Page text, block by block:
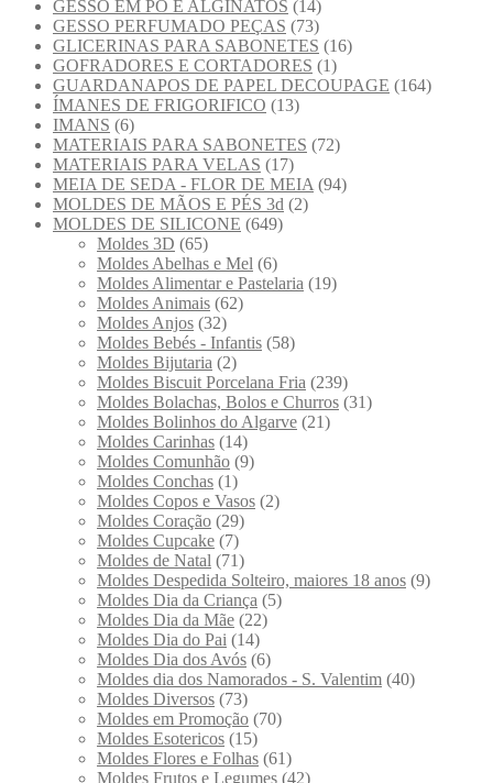
GESSO EM PÓ E ALGINATOS (14)
GESSO PERFUMADO PEÇAS (73)
GLICERINAS PARA SABONETES (16)
GOFRADORES E CORTADORES (1)
GUARDANAPOS DE PAPEL DECOUPAGE (164)
ÍMANES DE FRIGORIFICO (13)
IMANS (6)
MATERIAIS PARA SABONETES (72)
MATERIAIS PARA VELAS (17)
MEIA DE SEDA - FLOR DE MEIA (94)
MOLDES DE MÃOS E PÉS 3d (2)
MOLDES DE SILICONE (649)
Moldes 3D (65)
Moldes Abelhas e Mel (6)
Moldes Alimentar e Pastelaria (19)
Moldes Animais (62)
Moldes Anjos (32)
Moldes Bebés - Infantis (58)
Moldes Bijutaria (2)
Moldes Biscuit Porcelana Fria (239)
Moldes Bolachas, Bolos e Churros (31)
Moldes Bolinhos do Algarve (21)
Moldes Carinhas (14)
Moldes Comunhão (9)
Moldes Conchas (1)
Moldes Copos e Vasos (2)
Moldes Coração (29)
Moldes Cupcake (7)
Moldes de Natal (71)
Moldes Despedida Solteiro, maiores 18 anos (9)
Moldes Dia da Criança (5)
Moldes Dia da Mãe (22)
Moldes Dia do Pai (14)
Moldes Dia dos Avós (6)
Moldes dia dos Namorados - S. Valentim (40)
Moldes Diversos (73)
Moldes em Promoção (70)
Moldes Esotericos (15)
Moldes Flores e Folhas (61)
Moldes Frutos e Legumes (42)